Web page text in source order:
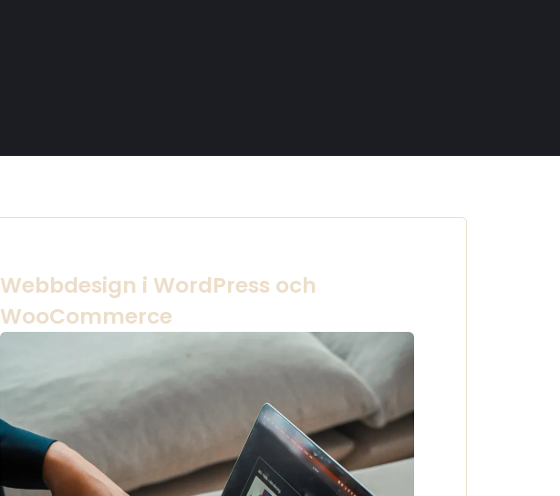
Webbdesign i WordPress och
WooCommerce